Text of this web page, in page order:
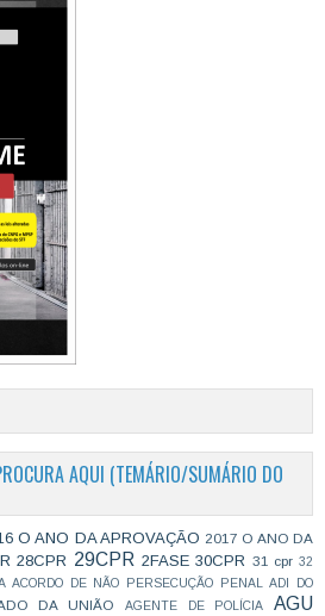
AQUI (TEMÁRIO/SUMÁRIO DO
O ANO DA APROVAÇÃO 2017 O ANO DA
28CPR 29CPR 2FASE 30CPR 31 cpr 32
ACORDO DE NÃO PERSECUÇÃO PENAL ADI DO
DA UNIÃO AGENTE DE POLÍCIA AGU